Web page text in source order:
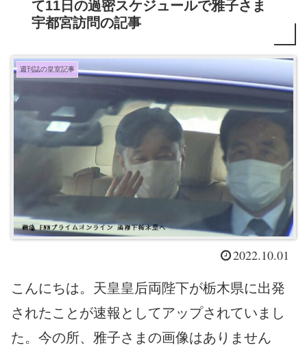
て11日の過密スケジュールで雅子さま
宇都宮訪問の記事
週刊誌の皇室記事
2022.10.01
こんにちは。天皇皇后両陛下が栃木県に出発
されたことが速報としてアップされていまし
た。今の所、雅子さまの画像はありません